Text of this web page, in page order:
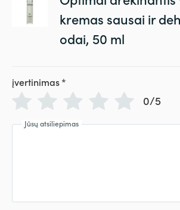
kremas sausai ir
odai, 50 ml
įvertinimas*
0/5
Jūsų atsiliepimas